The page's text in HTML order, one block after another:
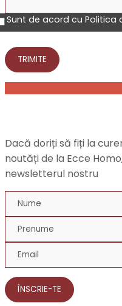
Sunt de acord cu
Dacă doriți să fiți la
noutăți de la Ecce
newsletterul nostru
ÎNSCRIE-TE